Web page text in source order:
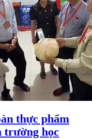
thực phẩm
trường học